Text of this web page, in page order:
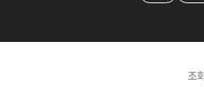
조회